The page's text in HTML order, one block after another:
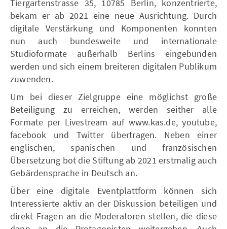
Tiergartenstrasse 35, 10785 Berlin, konzentrierte,
bekam er ab 2021 eine neue Ausrichtung. Durch
digitale Verstärkung und Komponenten konnten
nun auch bundesweite und internationale
Studioformate außerhalb Berlins eingebunden
werden und sich einem breiteren digitalen Publikum
zuwenden.
Um bei dieser Zielgruppe eine möglichst große
Beteiligung zu erreichen, werden seither alle
Formate per Livestream auf www.kas.de, youtube,
facebook und Twitter übertragen. Neben einer
englischen, spanischen und französischen
Übersetzung bot die Stiftung ab 2021 erstmalig auch
Gebärdensprache in Deutsch an.
Über eine digitale Eventplattform können sich
Interessierte aktiv an der Diskussion beteiligen und
direkt Fragen an die Moderatoren stellen, die diese